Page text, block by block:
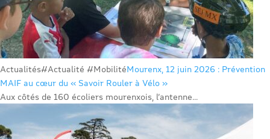
Actualités#Actualité #MobilitéMourenx, 12 juin 2026 : Prévention
MAIF au cœur du « Savoir Rouler à Vélo »
Aux côtés de 160 écoliers mourenxois, l’antenne...